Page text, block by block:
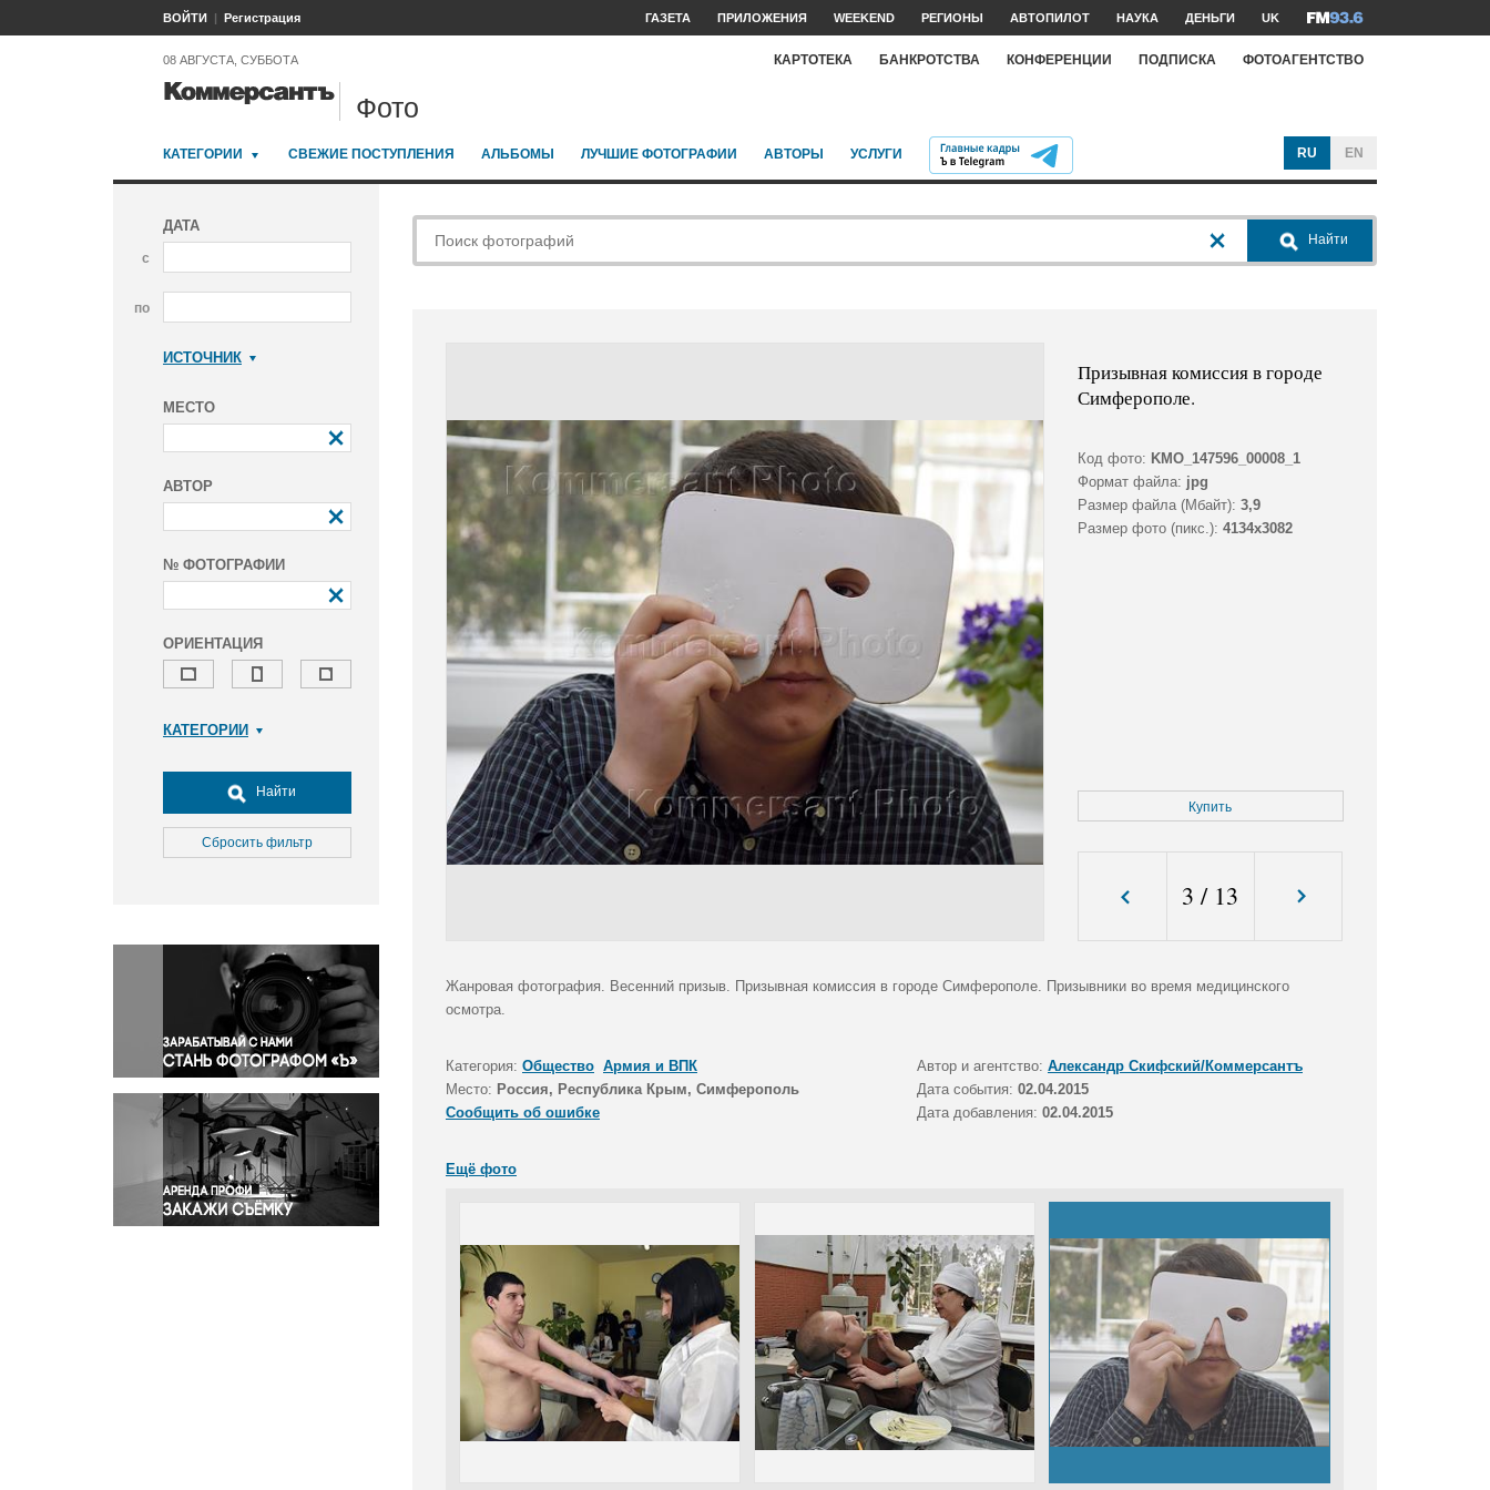
ВОЙТИ Регистрация ГАЗЕТА ПРИЛОЖЕНИЯ WEEKEND РЕГИОНЫ АВТОПИЛОТ НАУКА ДЕНЬГИ UK
08 АВГУСТА, СУББОТА КАРТОТЕКА БАНКРОТСТВА КОНФЕРЕНЦИИ ПОДПИСКА ФОТОАГЕНТСТВО
Фото
КАТЕГОРИИ СВЕЖИЕ ПОСТУПЛЕНИЯ АЛЬБОМЫ ЛУЧШИЕ ФОТОГРАФИИ АВТОРЫ УСЛУГИ RU EN
ДАТА
с
по
ИСТОЧНИК
МЕСТО
АВТОР
№ ФОТОГРАФИИ
ОРИЕНТАЦИЯ
КАТЕГОРИИ
Досуг, туризм и отдых
Культура
Медицина
Окружающая среда
Политика
Правосудие
Происшествия и конфликты
Религия
Светская жизнь
Спорт
Экология
Экономика и бизнес
Найти
Сбросить фильтр
Найти
Призывная комиссия в городе
Симферополе.
Код фото: KMO_147596_00008_1
Формат файла: jpg
Размер файла (Мбайт): 3,9
Размер фото (пикс.): 4134x3082
Купить
3 / 13
Жанровая фотография. Весенний призыв. Призывная комиссия в городе Симферополе. Призывники во время медицинского
осмотра.
Категория: Общество Армия и ВПК Автор и агентство: Александр Скифский/Коммерсантъ
Место: Россия, Республика Крым, Симферополь Дата события: 02.04.2015
Сообщить об ошибке
Дата добавления: 02.04.2015
Ещё фото